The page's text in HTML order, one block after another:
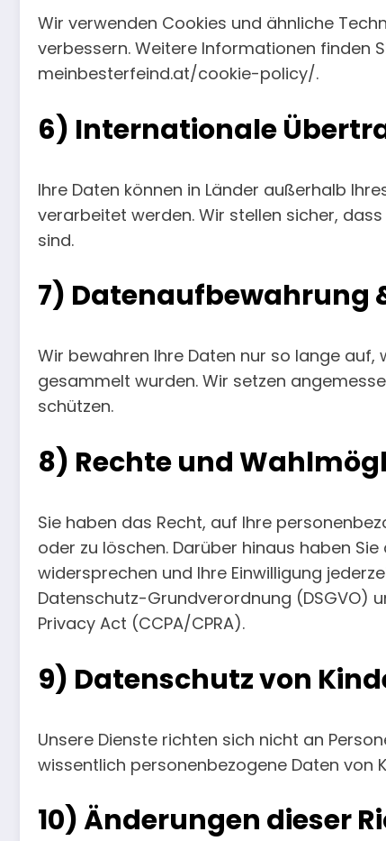
Wir verwenden Cookies und ähnliche
verbessern. Weitere Informationen finden
meinbesterfeind.at/cookie-policy/.
6) Internationale
Ihre Daten können in Länder außerhalb
verarbeitet werden. Wir stellen sicher,
sind.
7) Datenaufbewahrung
Wir bewahren Ihre Daten nur so lange
gesammelt wurden. Wir setzen
schützen.
8) Rechte und
Sie haben das Recht, auf Ihre
oder zu löschen. Darüber hinaus haben
widersprechen und Ihre Einwilligung
Datenschutz-Grundverordnung (DSGVO)
Privacy Act (CCPA/CPRA).
9) Datenschutz von
Unsere Dienste richten sich nicht an
wissentlich personenbezogene Daten von
10) Änderungen dieser